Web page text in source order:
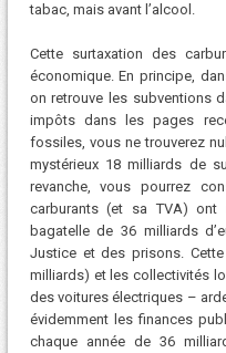
tabac, mais avant l’alcool.
Cette surtaxation des
économique. En principe,
on retrouve les subventions
impôts dans les pages
fossiles, vous ne trouverez
mystérieux 18 milliards de
revanche, vous pourrez
carburants (et sa TVA) ont
bagatelle de 36 milliards
Justice et des prisons.
milliards) et les collectivités
des voitures électriques –
évidemment les finances
chaque année de 36